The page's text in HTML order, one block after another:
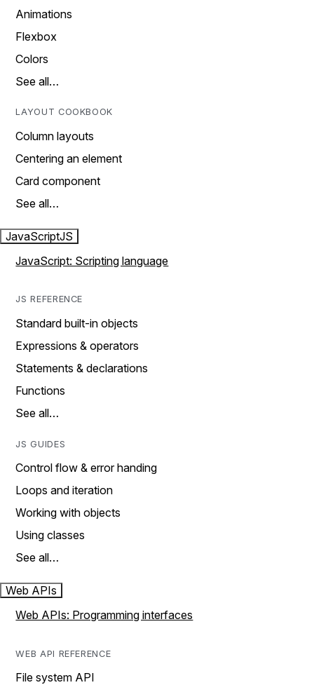
Animations
Flexbox
Colors
See all…
LAYOUT COOKBOOK
Column layouts
Centering an element
Card component
See all…
JavaScriptJS
JavaScript: Scripting language
JS REFERENCE
Standard built-in objects
Expressions & operators
Statements & declarations
Functions
See all…
JS GUIDES
Control flow & error handing
Loops and iteration
Working with objects
Using classes
See all…
Web APIs
Web APIs: Programming interfaces
WEB API REFERENCE
File system API